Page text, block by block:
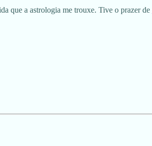
que a astrologia me trouxe. Tive o prazer de